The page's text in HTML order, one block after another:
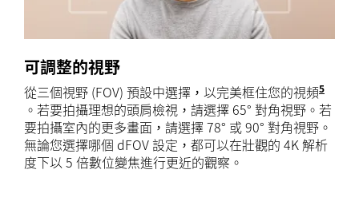
可調整的視野
從三個視野 (FOV) 預設中選擇，以完美框住您的視頻5
。若要拍攝理想的頭肩檢視，請選擇 65° 對角視野。若
要拍攝室內的更多畫面，請選擇 78° 或 90° 對角視野。
無論您選擇哪個 dFOV 設定，都可以在壯觀的 4K 解析
度下以 5 倍數位變焦進行更近的觀察。